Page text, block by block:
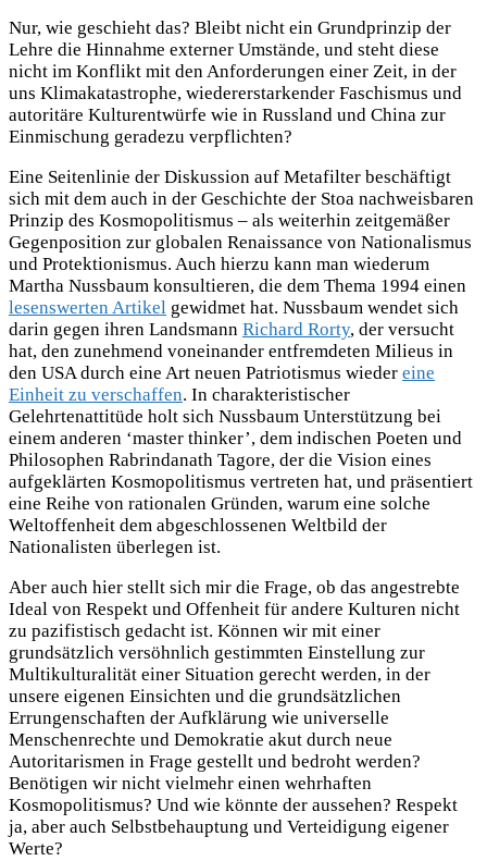
Nur, wie geschieht das? Bleibt nicht ein Grundprinzip der
Lehre die Hinnahme externer Umstände, und steht diese
nicht im Konflikt mit den Anforderungen einer Zeit, in der
uns Klimakatastrophe, wiedererstarkender Faschismus und
autoritäre Kulturentwürfe wie in Russland und China zur
Einmischung geradezu verpflichten?
Eine Seitenlinie der Diskussion auf Metafilter beschäftigt
sich mit dem auch in der Geschichte der Stoa nachweisbaren
Prinzip des Kosmopolitismus – als weiterhin zeitgemäßer
Gegenposition zur globalen Renaissance von Nationalismus
und Protektionismus. Auch hierzu kann man wiederum
Martha Nussbaum konsultieren, die dem Thema 1994 einen
lesenswerten Artikel gewidmet hat. Nussbaum wendet sich
darin gegen ihren Landsmann Richard Rorty, der versucht
hat, den zunehmend voneinander entfremdeten Milieus in
den USA durch eine Art neuen Patriotismus wieder eine
Einheit zu verschaffen. In charakteristischer
Gelehrtenattitüde holt sich Nussbaum Unterstützung bei
einem anderen ‘master thinker’, dem indischen Poeten und
Philosophen Rabrindanath Tagore, der die Vision eines
aufgeklärten Kosmopolitismus vertreten hat, und präsentiert
eine Reihe von rationalen Gründen, warum eine solche
Weltoffenheit dem abgeschlossenen Weltbild der
Nationalisten überlegen ist.
Aber auch hier stellt sich mir die Frage, ob das angestrebte
Ideal von Respekt und Offenheit für andere Kulturen nicht
zu pazifistisch gedacht ist. Können wir mit einer
grundsätzlich versöhnlich gestimmten Einstellung zur
Multikulturalität einer Situation gerecht werden, in der
unsere eigenen Einsichten und die grundsätzlichen
Errungenschaften der Aufklärung wie universelle
Menschenrechte und Demokratie akut durch neue
Autoritarismen in Frage gestellt und bedroht werden?
Benötigen wir nicht vielmehr einen wehrhaften
Kosmopolitismus? Und wie könnte der aussehen? Respekt
ja, aber auch Selbstbehauptung und Verteidigung eigener
Werte?